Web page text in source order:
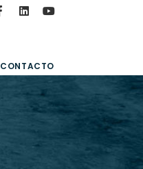
CONTACTO